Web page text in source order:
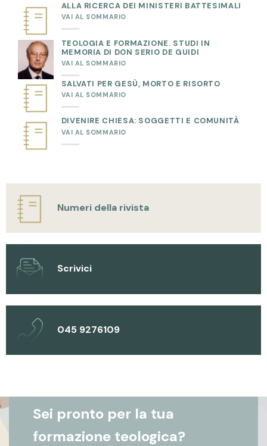
ALLA RICERCA DEI MINISTERI BATTESIMALI
VAI AL SOMMARIO
TEOLOGIA E FORMAZIONE. STUDI IN
MEMORIA DI DON SERIO DE GUIDI
VAI AL SOMMARIO
SALVATI PER GESÙ, MORTO E RISORTO
VAI AL SOMMARIO
DIVENIRE CHIESA: SOGGETTI E COMUNITÀ
VAI AL SOMMARIO
Numeri della rivista
Scrivici
045 9276109
Sei pronto per la tua
formazione teologica?